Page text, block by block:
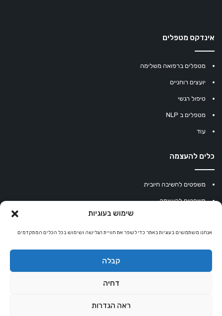
שימוש בעוגיות
אנחנו משתמשים בעוגיות באתר כדי לשפר את חוויית הגלישה ושימוש בכל הכלים המתקדמים
קבלה
דחיה
ראה הגדרות
אינדקס מטפלים
מטפלים ברפואה משלימה
יועצים רוחניים
טיפול רגשי
מטפלים ב NLP
עוד
כלים להעצמה
משפטים לחשיבה חיובית
משפטים להעצמה
מחשבון נומרולוגיה
קריסטלים למזלות
© כל הזכויות שמורות 2026 |